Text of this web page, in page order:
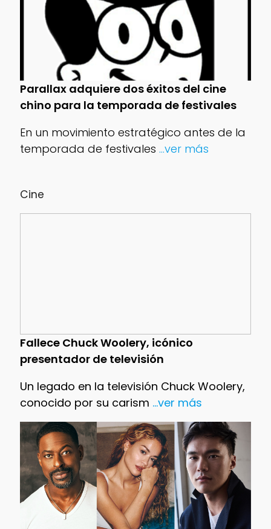
Cine
Fallece Chuck Woolery, icónico
presentador de televisión
Un legado en la televisión Chuck Woolery,
conocido por su carism ...ver más
Parallax adquiere dos éxitos del cine
chino para la temporada de festivales
En un movimiento estratégico antes de la
temporada de festivales ...ver más